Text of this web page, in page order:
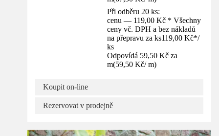
Při odběru 20 ks:
cenu — 119,00 Kč * Všechny
ceny vč. DPH a bez nákladů
na přepravu za ks119,00 Kč*/
ks
Odpovídá 59,50 Kč za
m(59,50 Kč/ m)
Koupit on-line
Rezervovat v prodejně